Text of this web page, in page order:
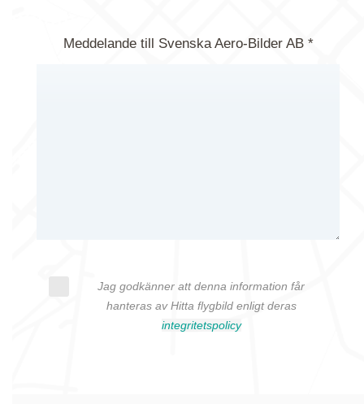
Meddelande till Svenska Aero-Bilder AB *
Jag godkänner att denna information får
hanteras av Hitta flygbild enligt deras
integritetspolicy